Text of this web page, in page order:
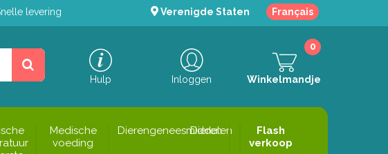
levering Verenigde Staten Français
Hulp Inloggen Winkelmandje
0
Medische
voeding
Dierengeneesmiddelen
Dieren
Flash
verkoop